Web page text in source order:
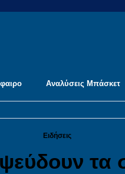
Αναλύσεις Μπάσκετ
Ειδήσεις